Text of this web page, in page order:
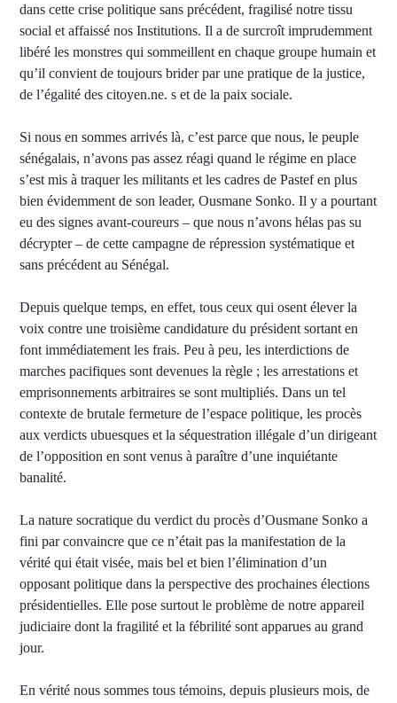
dans cette crise politique sans précédent, fragilisé notre tissu
social et affaissé nos Institutions. Il a de surcroît imprudemment
libéré les monstres qui sommeillent en chaque groupe humain et
qu’il convient de toujours brider par une pratique de la justice,
de l’égalité des citoyen.ne. s et de la paix sociale.
Si nous en sommes arrivés là, c’est parce que nous, le peuple
sénégalais, n’avons pas assez réagi quand le régime en place
s’est mis à traquer les militants et les cadres de Pastef en plus
bien évidemment de son leader, Ousmane Sonko. Il y a pourtant
eu des signes avant-coureurs – que nous n’avons hélas pas su
décrypter – de cette campagne de répression systématique et
sans précédent au Sénégal.
Depuis quelque temps, en effet, tous ceux qui osent élever la
voix contre une troisième candidature du président sortant en
font immédiatement les frais. Peu à peu, les interdictions de
marches pacifiques sont devenues la règle ; les arrestations et
emprisonnements arbitraires se sont multipliés. Dans un tel
contexte de brutale fermeture de l’espace politique, les procès
aux verdicts ubuesques et la séquestration illégale d’un dirigeant
de l’opposition en sont venus à paraître d’une inquiétante
banalité.
La nature socratique du verdict du procès d’Ousmane Sonko a
fini par convaincre que ce n’était pas la manifestation de la
vérité qui était visée, mais bel et bien l’élimination d’un
opposant politique dans la perspective des prochaines élections
présidentielles. Elle pose surtout le problème de notre appareil
judiciaire dont la fragilité et la fébrilité sont apparues au grand
jour.
En vérité nous sommes tous témoins, depuis plusieurs mois, de